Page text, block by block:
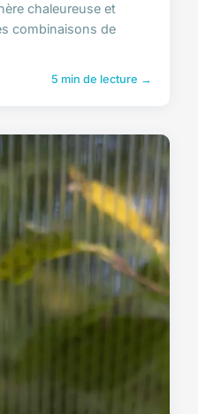
chaleureuse et
combinaisons de
5 min de lecture →